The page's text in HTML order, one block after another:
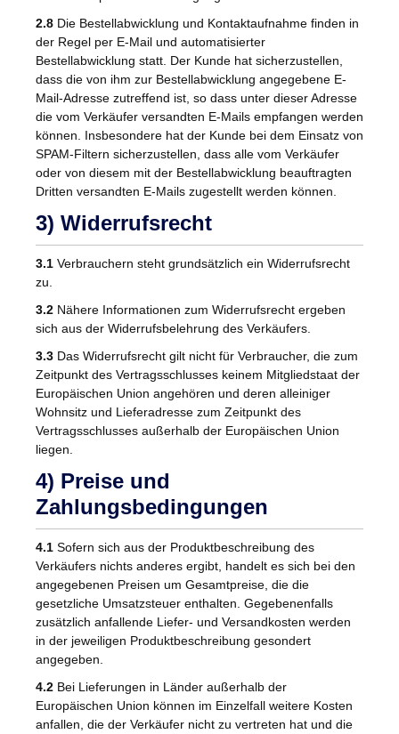
2.8 Die Bestellabwicklung und Kontaktaufnahme finden in
der Regel per E-Mail und automatisierter
Bestellabwicklung statt. Der Kunde hat sicherzustellen,
dass die von ihm zur Bestellabwicklung angegebene E-
Mail-Adresse zutreffend ist, so dass unter dieser Adresse
die vom Verkäufer versandten E-Mails empfangen werden
können. Insbesondere hat der Kunde bei dem Einsatz von
SPAM-Filtern sicherzustellen, dass alle vom Verkäufer
oder von diesem mit der Bestellabwicklung beauftragten
Dritten versandten E-Mails zugestellt werden können.
3) Widerrufsrecht
3.1 Verbrauchern steht grundsätzlich ein Widerrufsrecht
zu.
3.2 Nähere Informationen zum Widerrufsrecht ergeben
sich aus der Widerrufsbelehrung des Verkäufers.
3.3 Das Widerrufsrecht gilt nicht für Verbraucher, die zum
Zeitpunkt des Vertragsschlusses keinem Mitgliedstaat der
Europäischen Union angehören und deren alleiniger
Wohnsitz und Lieferadresse zum Zeitpunkt des
Vertragsschlusses außerhalb der Europäischen Union
liegen.
4) Preise und
Zahlungsbedingungen
4.1 Sofern sich aus der Produktbeschreibung des
Verkäufers nichts anderes ergibt, handelt es sich bei den
angegebenen Preisen um Gesamtpreise, die die
gesetzliche Umsatzsteuer enthalten. Gegebenenfalls
zusätzlich anfallende Liefer- und Versandkosten werden
in der jeweiligen Produktbeschreibung gesondert
angegeben.
4.2 Bei Lieferungen in Länder außerhalb der
Europäischen Union können im Einzelfall weitere Kosten
anfallen, die der Verkäufer nicht zu vertreten hat und die